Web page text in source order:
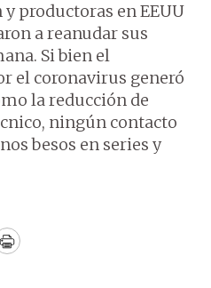
productoras en EEUU
a reanudar sus
Si bien el
el coronavirus generó
la reducción de
ningún contacto
besos en series y
Print